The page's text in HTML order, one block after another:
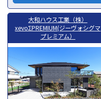
大和ハウス工業（株）
xevoΣPREMIUM(ジーヴォシグマ
プレミアム）